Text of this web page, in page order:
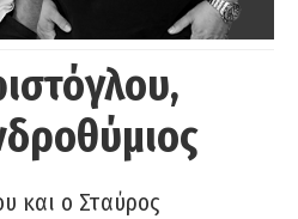
και ο Σταύρος